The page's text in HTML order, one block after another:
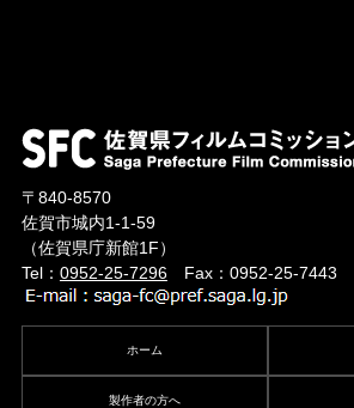
〒840-8570
佐賀市城内1-1-59
（佐賀県庁新館1F）
Tel： 0952-25-7296Fax：0952-25-7443
ホーム
製作者の方へ